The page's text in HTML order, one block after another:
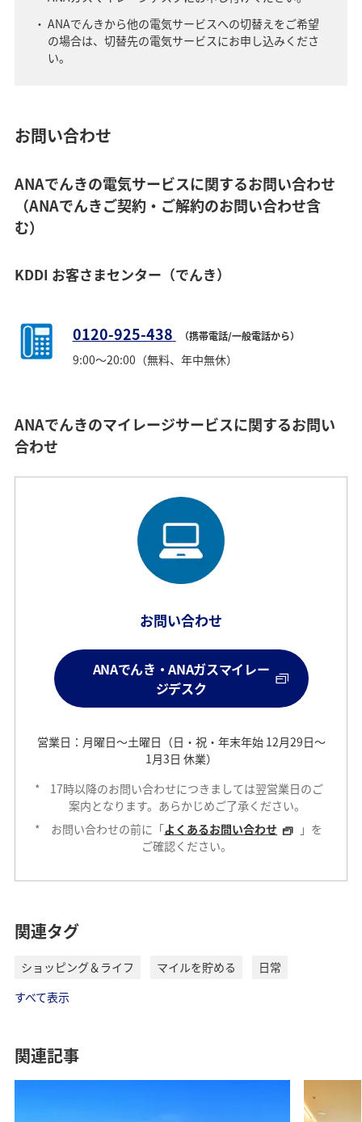
ANAでんきから他の電気サービスへの切替えをご希望
の場合は、切替先の電気サービスにお申し込みくださ
い。
お問い合わせ
ANAでんきの電気サービスに関するお問い合わせ
（ANAでんきご契約・ご解約のお問い合わせ含
む）
KDDI お客さまセンター（でんき）
0120-925-438 （携帯電話/一般電話から）
9:00～20:00（無料、年中無休）
ANAでんきのマイレージサービスに関するお問い
合わせ
お問い合わせ
ANAでんき・ANAガスマイレー
ジデスク
営業日：月曜日～土曜日（日・祝・年末年始 12月29日～
1月3日 休業）
*
17時以降のお問い合わせにつきましては翌営業日のご
案内となります。あらかじめご了承ください。
*
お問い合わせの前に「よくあるお問い合わせ
」を
ご確認ください。
関連タグ
ショッピング＆ライフ マイルを貯める
日常
すべて表示
関連記事